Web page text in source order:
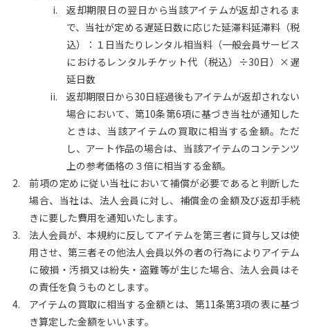
返却期限日の翌日から当該アイテムが返却されるま
で、当社が定める遅延日数に応じた延滞料延滞料（税
込）：１日当たりレンタル相当料（一般会員サービス
におけるレンタルチケット代（税込）÷30日）×遅
延日数
返却期限日から30日経過後もアイテムが返却されない
場合において、第10条第6項に基づき当社が通知した
ときは、当該アイテムの買取に相当する金額。ただ
し、アート作品の場合は、当該アイテムのコンテンツ
上の参考価格の３倍に相当する金額。
前項の定めに従い当社において補償が必要であると判断した
場合、当社は、法人会員に対し、補償金の金額及び返却手続
きに要した費用を通知いたします。
法人会員が、本規約に反してアイテムを第三者に貸与し又は使
用させ、第三者その他法人会員以外の者の行為によりアイテム
に破損・汚損又は紛失・盗難等が生じた場合、法人会員はそ
の責任を負うものとします。
アイテムの買取に相当する金額とは、第11条第3項の表に基づ
き算定した金額をいいます。